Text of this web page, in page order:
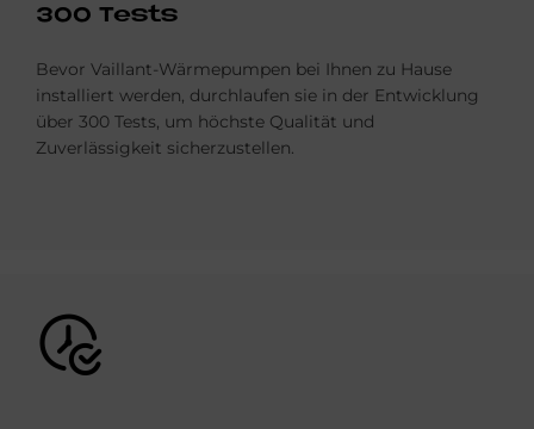
300 Tests
Bevor Vaillant-Wärmepumpen bei Ihnen zu Hause
installiert werden, durchlaufen sie in der Entwicklung
über 300 Tests, um höchste Qualität und
Zuverlässigkeit sicherzustellen.
Bild